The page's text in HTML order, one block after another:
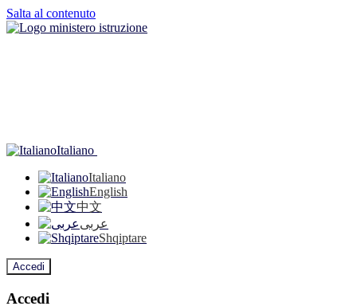
Salta al contenuto
Italiano
Italiano
English
中文
عربى
Shqiptare
Accedi
Accedi